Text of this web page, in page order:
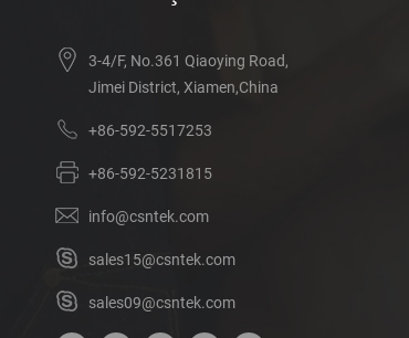
3-4/F, No.361 Qiaoying Road,
Jimei District, Xiamen,China
+86-592-5517253
+86-592-5231815
info@csntek.com
sales15@csntek.com
sales09@csntek.com